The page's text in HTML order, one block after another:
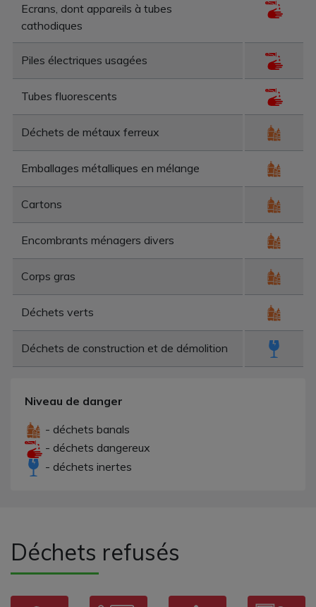
Ecrans, dont appareils à tubes
cathodiques
Piles électriques usagées
Tubes fluorescents
Déchets de métaux ferreux
Emballages métalliques en mélange
Cartons
Encombrants ménagers divers
Corps gras
Déchets verts
Déchets de construction et de démolition
Niveau de danger
- déchets banals
- déchets dangereux
- déchets inertes
Déchets refusés